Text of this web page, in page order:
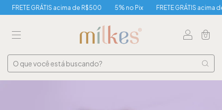
FRETE GRÁTIS acima de R$500 5% no Pix FRETE GRÁTIS acima de
0